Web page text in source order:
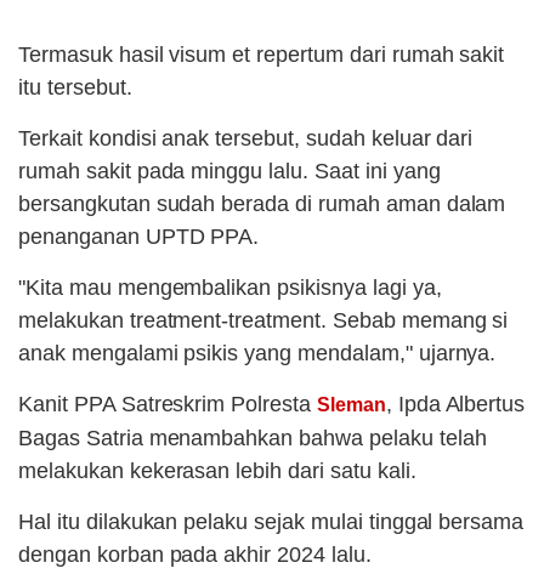
Termasuk hasil visum et repertum dari rumah sakit
itu tersebut.
Terkait kondisi anak tersebut, sudah keluar dari
rumah sakit pada minggu lalu. Saat ini yang
bersangkutan sudah berada di rumah aman dalam
penanganan UPTD PPA.
"Kita mau mengembalikan psikisnya lagi ya,
melakukan treatment-treatment. Sebab memang si
anak mengalami psikis yang mendalam," ujarnya.
Kanit PPA Satreskrim Polresta Sleman, Ipda Albertus
Bagas Satria menambahkan bahwa pelaku telah
melakukan kekerasan lebih dari satu kali.
Hal itu dilakukan pelaku sejak mulai tinggal bersama
dengan korban pada akhir 2024 lalu.